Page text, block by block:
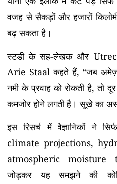
वजह से सैकड़ों और हजारों
बढ़ सकता है।
स्टडी के सह-लेखक और
Arie Staal कहते हैं, “जब
नमी के प्रवाह को रोकती है, तो
कमजोर होने लगती है। सूखे का
इस रिसर्च में वैज्ञानिकों ने
climate projections,
atmospheric moisture
जोड़कर यह समझने की